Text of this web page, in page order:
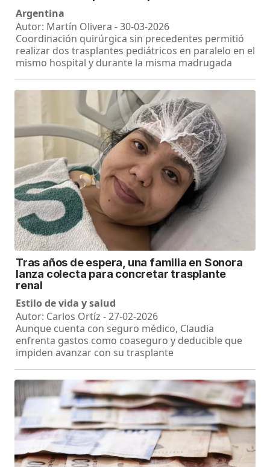
Argentina
Autor: Martín Olivera - 30-03-2026
Coordinación quirúrgica sin precedentes permitió
realizar dos trasplantes pediátricos en paralelo en el
mismo hospital y durante la misma madrugada
Tras años de espera, una familia en Sonora
lanza colecta para concretar trasplante
renal
Estilo de vida y salud
Autor: Carlos Ortíz - 27-02-2026
Aunque cuenta con seguro médico, Claudia
enfrenta gastos como coaseguro y deducible que
impiden avanzar con su trasplante